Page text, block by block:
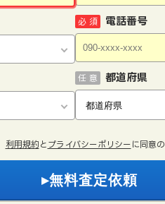
電話番号
必 須
都道府県
任 意
利用規約 と プライバシーポリシー に同意